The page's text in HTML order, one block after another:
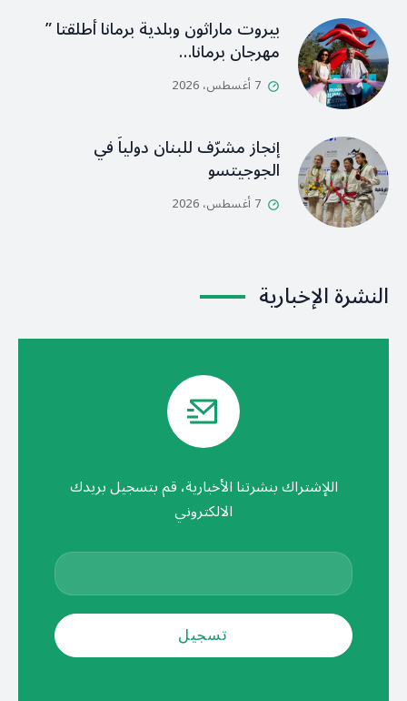
بيروت ماراثون وبلدية برمانا أطلقتا ”
مهرجان برمانا…
7 أغسطس، 2026
إنجاز مشرّف للبنان دولياً في
الجوجيتسو
7 أغسطس، 2026
النشرة الإخبارية
اللإشتراك بنشرتنا الأخبارية، قم بتسجيل بريدك
الالكتروني